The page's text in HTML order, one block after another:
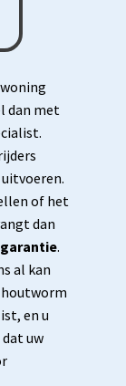
dan met
uitvoeren.
of het
dan
.
al kan
houtworm
en u
dat uw